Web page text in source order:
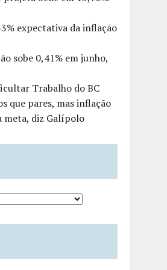
expectativa da inflação
sobe 0,41% em junho,
Trabalho do BC
que pares, mas inflação
meta, diz Galípolo